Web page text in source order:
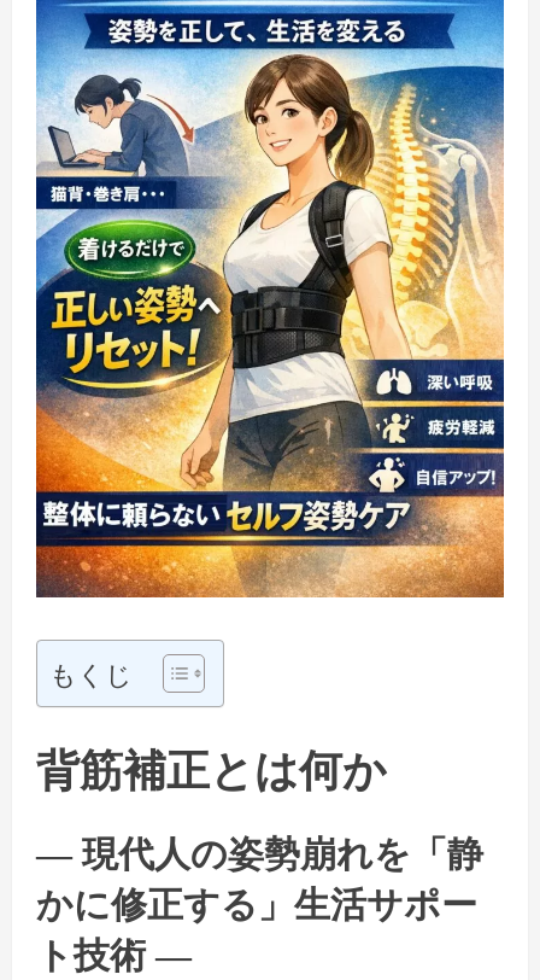
もくじ
背筋補正とは何か
― 現代人の姿勢崩れを「静
かに修正する」生活サポー
ト技術 ―